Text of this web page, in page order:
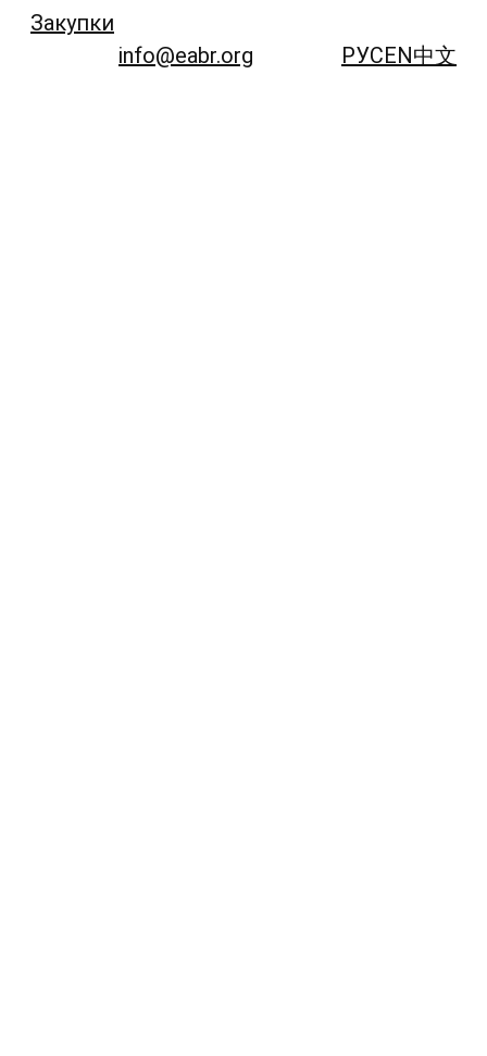
Закупки
info@eabr.org
РУСEN中文